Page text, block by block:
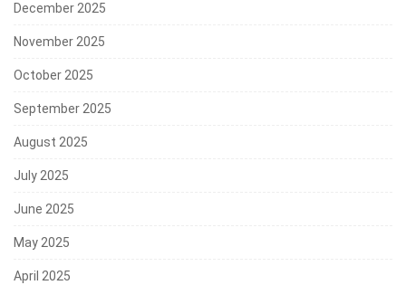
December 2025
November 2025
October 2025
September 2025
August 2025
July 2025
June 2025
May 2025
April 2025